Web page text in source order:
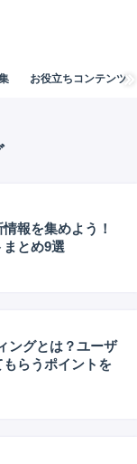
お役立ちコンテンツ
報を集めよう！
とめ9選
ングとは？ユーザ
らうポイントを